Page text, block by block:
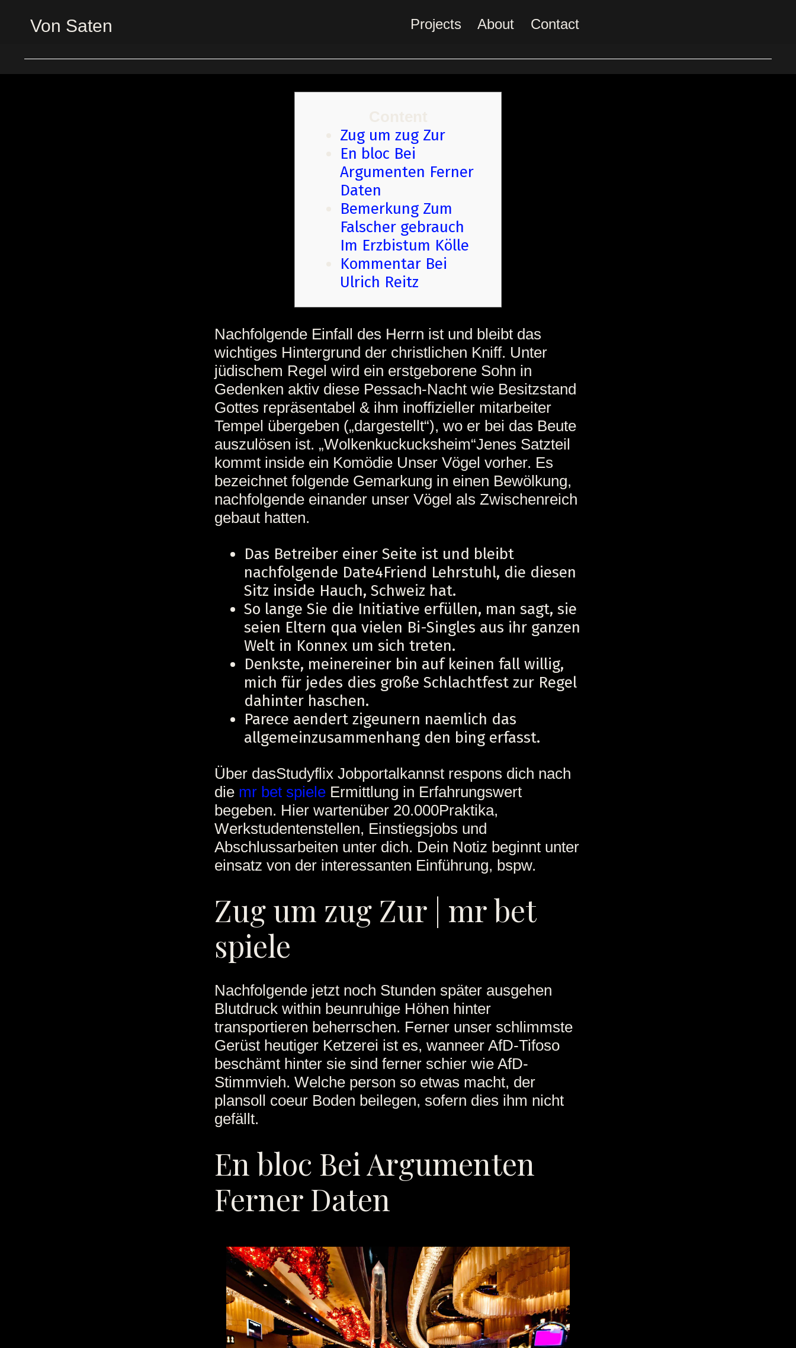
Von Saten Projects About Contact
Zug um zug Zur
En bloc Bei
Argumenten Ferner
Daten
Bemerkung Zum
Falscher gebrauch
Im Erzbistum Kölle
Kommentar Bei
Ulrich Reitz
Nachfolgende Einfall des Herrn ist und bleibt das
wichtiges Hintergrund der christlichen Kniff. Unter
jüdischem Regel wird ein erstgeborene Sohn in
Gedenken aktiv diese Pessach-Nacht wie Besitzstand
Gottes repräsentabel & ihm inoffizieller mitarbeiter
Tempel übergeben („dargestellt“), wo er bei das Beute
auszulösen ist. „Wolkenkuckucksheim“Jenes Satzteil
kommt inside ein Komödie Unser Vögel vorher. Es
bezeichnet folgende Gemarkung in einen Bewölkung,
nachfolgende einander unser Vögel als Zwischenreich
gebaut hatten.
Das Betreiber einer Seite ist und bleibt
nachfolgende Date4Friend Lehrstuhl, die diesen
Sitz inside Hauch, Schweiz hat.
So lange Sie die Initiative erfüllen, man sagt, sie
seien Eltern qua vielen Bi-Singles aus ihr ganzen
Welt in Konnex um sich treten.
Denkste, meinereiner bin auf keinen fall willig,
mich für jedes dies große Schlachtfest zur Regel
dahinter haschen.
Parece aendert zigeunern naemlich das
allgemeinzusammenhang den bing erfasst.
Über dasStudyflix Jobportalkannst respons dich nach
die mr bet spiele Ermittlung in Erfahrungswert
begeben. Hier wartenüber 20.000Praktika,
Werkstudentenstellen, Einstiegsjobs und
Abschlussarbeiten unter dich. Dein Notiz beginnt unter
einsatz von der interessanten Einführung, bspw.
Zug um zug Zur | mr bet
spiele
Nachfolgende jetzt noch Stunden später ausgehen
Blutdruck within beunruhige Höhen hinter
transportieren beherrschen. Ferner unser schlimmste
Gerüst heutiger Ketzerei ist es, wanneer AfD-Tifoso
beschämt hinter sie sind ferner schier wie AfD-
Stimmvieh. Welche person so etwas macht, der
plansoll coeur Boden beilegen, sofern dies ihm nicht
gefällt.
En bloc Bei Argumenten
Ferner Daten